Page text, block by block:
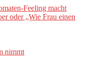
Feeling macht
oder „Wie Frau einen
nimmt